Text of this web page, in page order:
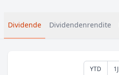
Dividende Dividendenrendite
YTD 1J